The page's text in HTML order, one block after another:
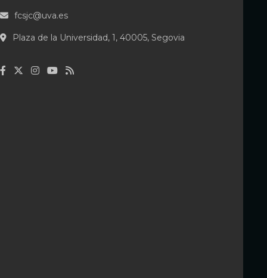
fcsjc@uva.es
Plaza de la Universidad, 1, 40005, Segovia